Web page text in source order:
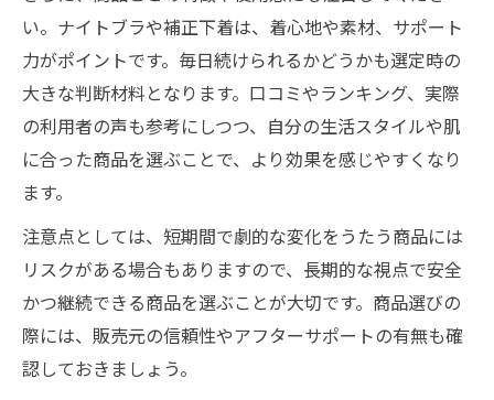
め
マッサージやケアで高まるバストアップ効
果
女性のためのバストアップ実践ケアガイド
バストアップ販売と正しいケアの始め方
バストアップ効果を感じるセルフケア法
年齢別バストアップ販売商品の選び方
口コミで注目のバストアップ販売体験談
い。ナイトブラや補正下着は、着心地や素材、サポート
力がポイントです。毎日続けられるかどうかも選定時の
大きな判断材料となります。口コミやランキング、実際
の利用者の声も参考にしつつ、自分の生活スタイルや肌
に合った商品を選ぶことで、より効果を感じやすくなり
ます。
注意点としては、短期間で劇的な変化をうたう商品には
リスクがある場合もありますので、長期的な視点で安全
かつ継続できる商品を選ぶことが大切です。商品選びの
際には、販売元の信頼性やアフターサポートの有無も確
認しておきましょう。